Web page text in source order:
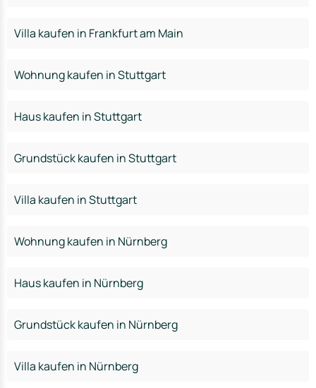
Villa kaufen in Frankfurt am Main
Wohnung kaufen in Stuttgart
Haus kaufen in Stuttgart
Grundstück kaufen in Stuttgart
Villa kaufen in Stuttgart
Wohnung kaufen in Nürnberg
Haus kaufen in Nürnberg
Grundstück kaufen in Nürnberg
Villa kaufen in Nürnberg